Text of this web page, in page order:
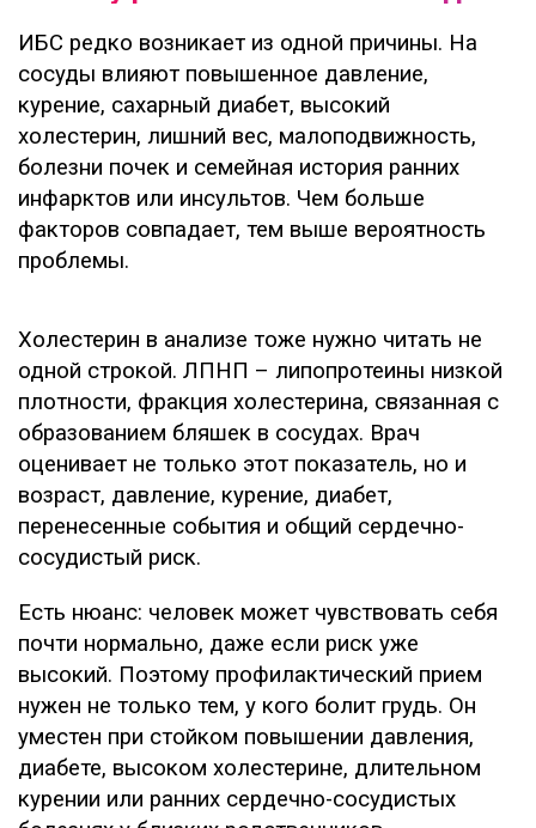
ИБС редко возникает из одной причины. На
сосуды влияют повышенное давление,
курение, сахарный диабет, высокий
холестерин, лишний вес, малоподвижность,
болезни почек и семейная история ранних
инфарктов или инсультов. Чем больше
факторов совпадает, тем выше вероятность
проблемы.
Холестерин в анализе тоже нужно читать не
одной строкой. ЛПНП – липопротеины низкой
плотности, фракция холестерина, связанная с
образованием бляшек в сосудах. Врач
оценивает не только этот показатель, но и
возраст, давление, курение, диабет,
перенесенные события и общий сердечно-
сосудистый риск.
Есть нюанс: человек может чувствовать себя
почти нормально, даже если риск уже
высокий. Поэтому профилактический прием
нужен не только тем, у кого болит грудь. Он
уместен при стойком повышении давления,
диабете, высоком холестерине, длительном
курении или ранних сердечно-сосудистых